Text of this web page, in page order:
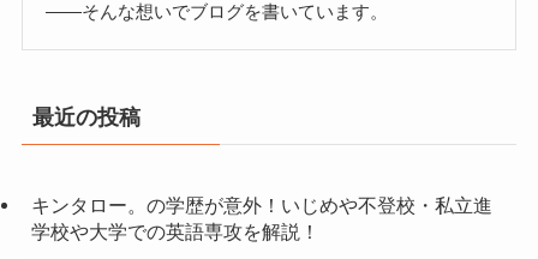
——そんな想いでブログを書いています。
最近の投稿
キンタロー。の学歴が意外！いじめや不登校・私立進
学校や大学での英語専攻を解説！